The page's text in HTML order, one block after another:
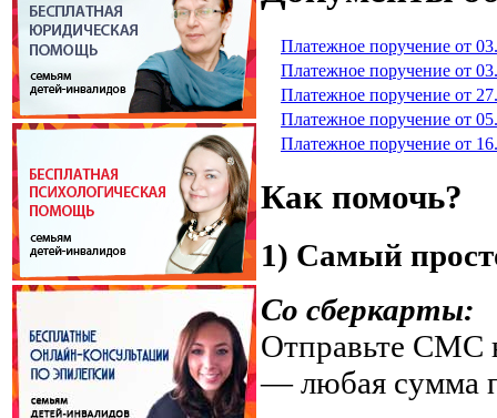
Платежное поручение от
Платежное поручение от
Платежное поручение от
Платежное поручение от
Платежное поручение от
Как помочь?
1) Самый
Со сберкарты:
Отправьте СМС
— любая сумма